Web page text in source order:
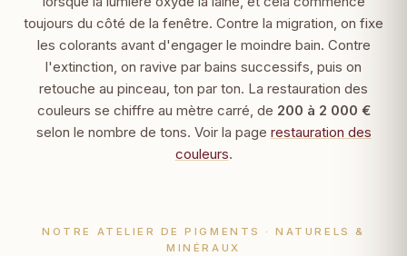
toujours du côté de la fenêtre. Contre la migration, on fixe
les colorants avant d'engager le moindre bain. Contre
l'extinction, on ravive par bains successifs, puis on
retouche au pinceau, ton par ton. La restauration des
couleurs se chiffre au mètre carré, de 200 à 2 000 €
selon le nombre de tons. Voir la page restauration des
couleurs.
NOTRE ATELIER DE PIGMENTS · NATURELS &
MINÉRAUX